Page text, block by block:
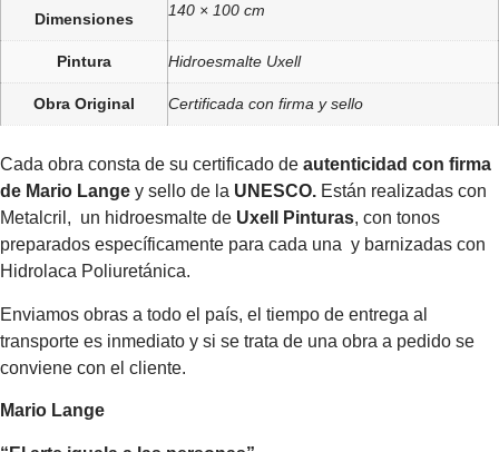
Dimensiones 140 × 100 cm
Pintura Hidroesmalte Uxell
Obra Original Certificada con firma y sello
Cada obra consta de su certificado de autenticidad con firma
de Mario Lange y sello de la UNESCO. Están realizadas con
Metalcril, un hidroesmalte de Uxell Pinturas, con tonos
preparados específicamente para cada una y barnizadas con
Hidrolaca Poliuretánica.
Enviamos obras a todo el país, el tiempo de entrega al
transporte es inmediato y si se trata de una obra a pedido se
conviene con el cliente.
Mario Lange